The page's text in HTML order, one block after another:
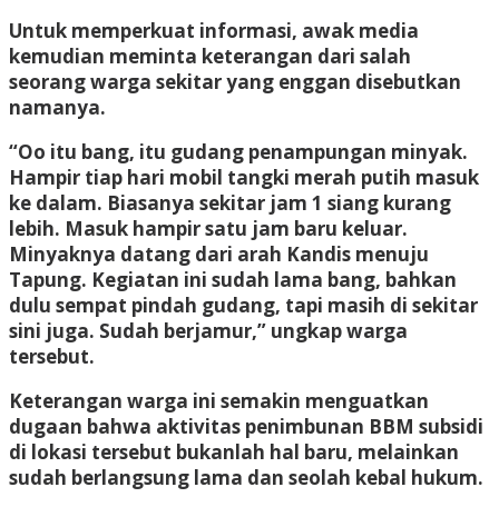
Untuk memperkuat informasi, awak media
kemudian meminta keterangan dari salah
seorang warga sekitar yang enggan disebutkan
namanya.
“Oo itu bang, itu gudang penampungan minyak.
Hampir tiap hari mobil tangki merah putih masuk
ke dalam. Biasanya sekitar jam 1 siang kurang
lebih. Masuk hampir satu jam baru keluar.
Minyaknya datang dari arah Kandis menuju
Tapung. Kegiatan ini sudah lama bang, bahkan
dulu sempat pindah gudang, tapi masih di sekitar
sini juga. Sudah berjamur,” ungkap warga
tersebut.
Keterangan warga ini semakin menguatkan
dugaan bahwa aktivitas penimbunan BBM subsidi
di lokasi tersebut bukanlah hal baru, melainkan
sudah berlangsung lama dan seolah kebal hukum.